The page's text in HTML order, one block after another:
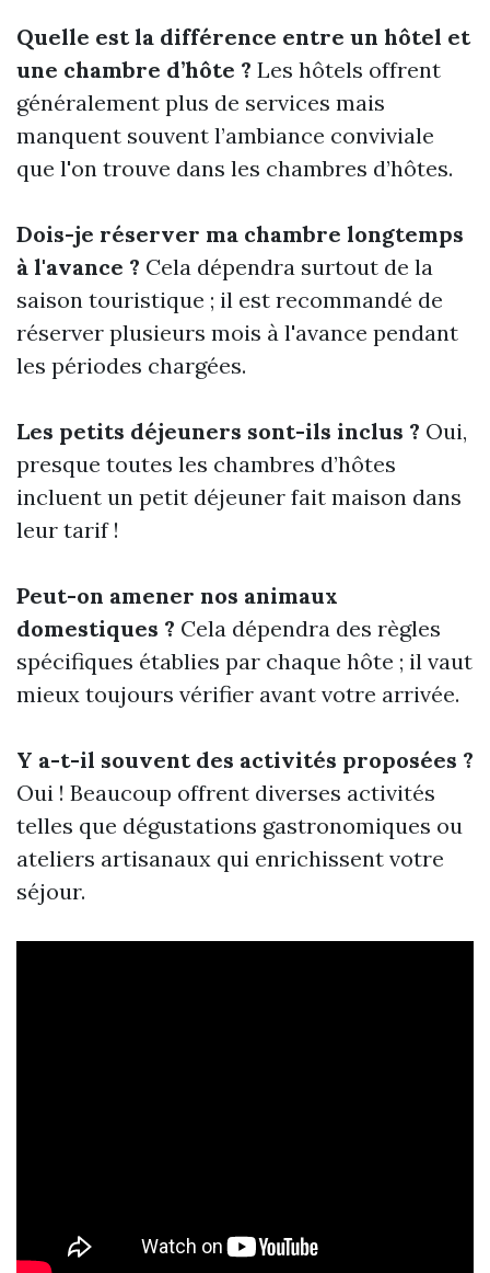
Quelle est la différence entre un hôtel et
une chambre d’hôte ? Les hôtels offrent
généralement plus de services mais
manquent souvent l’ambiance conviviale
que l'on trouve dans les chambres d’hôtes.
Dois-je réserver ma chambre longtemps
à l'avance ? Cela dépendra surtout de la
saison touristique ; il est recommandé de
réserver plusieurs mois à l'avance pendant
les périodes chargées.
Les petits déjeuners sont-ils inclus ? Oui,
presque toutes les chambres d’hôtes
incluent un petit déjeuner fait maison dans
leur tarif !
Peut-on amener nos animaux
domestiques ? Cela dépendra des règles
spécifiques établies par chaque hôte ; il vaut
mieux toujours vérifier avant votre arrivée.
Y a-t-il souvent des activités proposées ?
Oui ! Beaucoup offrent diverses activités
telles que dégustations gastronomiques ou
ateliers artisanaux qui enrichissent votre
séjour.